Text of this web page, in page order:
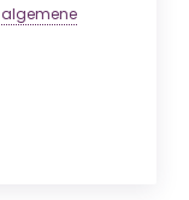
algemene